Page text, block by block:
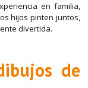
en familia,
hijos pinten juntos,
divertida.
de